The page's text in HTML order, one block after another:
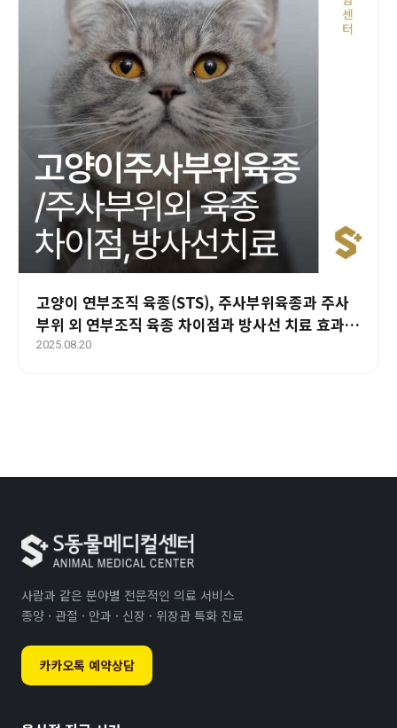
고양이 연부조직 육종(STS), 주사부위육종과 주사
부위 외 연부조직 육종 차이점과 방사선 치료 효과와
예후 – 부산 양산 에스동물암센터
2025.08.20
사람과 같은 분야별 전문적인 의료 서비스
종양 · 관절 · 안과 · 신장 · 위장관 특화 진료
카카오톡 예약상담